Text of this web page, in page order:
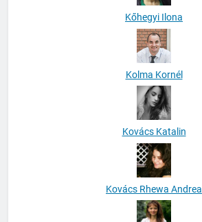
Kőhegyi Ilona
Kolma Kornél
Kovács Katalin
Kovács Rhewa Andrea